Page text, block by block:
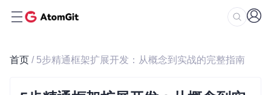
首页 / 5步精通框架扩展开发：从概念到实战的完整指南